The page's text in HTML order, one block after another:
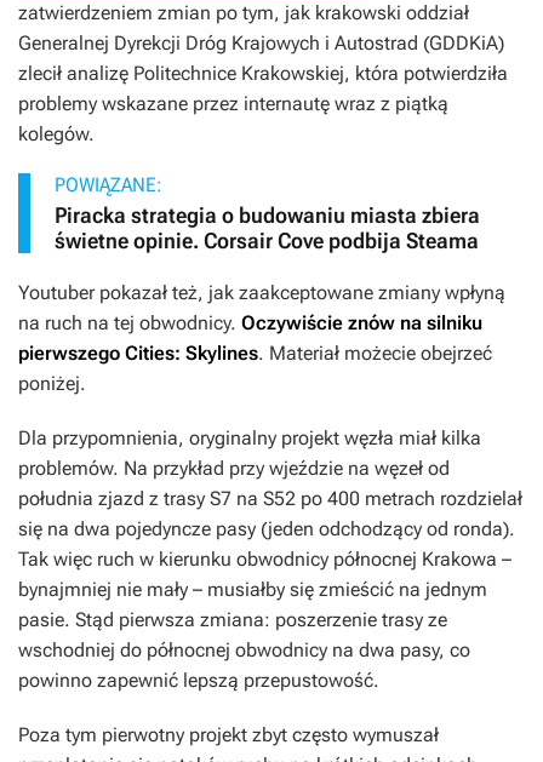
zatwierdzeniem zmian po tym, jak krakowski oddział
Generalnej Dyrekcji Dróg Krajowych i Autostrad (GDDKiA)
zlecił analizę Politechnice Krakowskiej, która potwierdziła
problemy wskazane przez internautę wraz z piątką
kolegów.
POWIĄZANE:
Piracka strategia o budowaniu miasta zbiera
świetne opinie. Corsair Cove podbija Steama
Youtuber pokazał też, jak zaakceptowane zmiany wpłyną
na ruch na tej obwodnicy. Oczywiście znów na silniku
pierwszego Cities: Skylines. Materiał możecie obejrzeć
poniżej.
Dla przypomnienia, oryginalny projekt węzła miał kilka
problemów. Na przykład przy wjeździe na węzeł od
południa zjazd z trasy S7 na S52 po 400 metrach rozdzielał
się na dwa pojedyncze pasy (jeden odchodzący od ronda).
Tak więc ruch w kierunku obwodnicy północnej Krakowa –
bynajmniej nie mały – musiałby się zmieścić na jednym
pasie. Stąd pierwsza zmiana: poszerzenie trasy ze
wschodniej do północnej obwodnicy na dwa pasy, co
powinno zapewnić lepszą przepustowość.
Poza tym pierwotny projekt zbyt często wymuszał